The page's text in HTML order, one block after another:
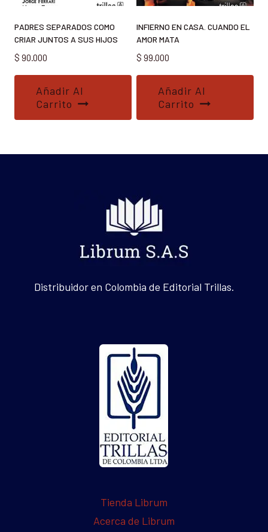
PADRES SEPARADOS COMO
CRIAR JUNTOS A SUS HIJOS
$ 90.000
Añadir Al
Carrito
INFIERNO EN CASA. CUANDO EL
AMOR MATA
$ 99.000
Añadir Al
Carrito
Distribuidor en Colombia de Editorial Trillas.
Tienda Librum
Acerca de Librum